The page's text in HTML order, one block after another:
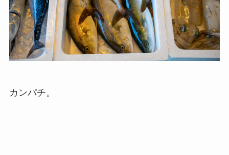
カンパチ。